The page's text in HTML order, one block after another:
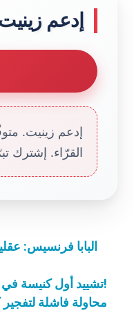
إدعم
إدعم زينيت.
القرّاء. إشترك
البابا فرنسيس:
تشييد أول كنيسة في سيناء والأجراس تقرع فرحًا!
محاولة فاشلة